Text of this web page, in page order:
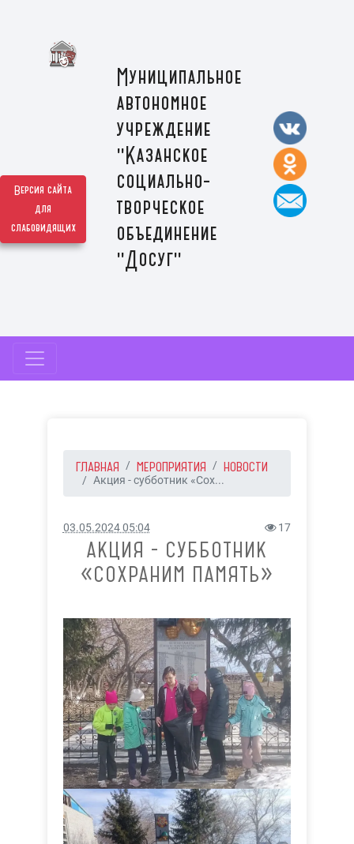
Версия сайта
для
слабовидящих
Муниципальное
автономное
учреждение
"Казанское
социально-
творческое
объединение
"Досуг"
ГЛАВНАЯ МЕРОПРИЯТИЯ НОВОСТИ
Акция - субботник «Сох...
03.05.2024 05:04 17
АКЦИЯ - СУББОТНИК
«СОХРАНИМ ПАМЯТЬ»